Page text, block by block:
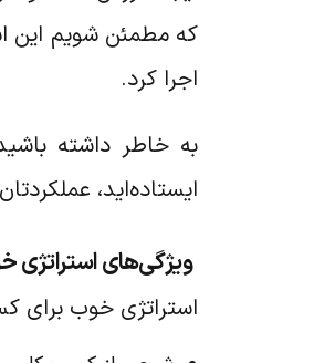
که مطمئن شویم این
اجرا کرد.
به خاطر داشته
ایستاده‌اید،
ویژگی‌های استراتژی
استراتژی خوب برای